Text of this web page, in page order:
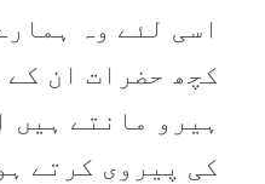
اسی لئے وہ
کچھ حضرات ان کے
ہیرو مانتے ہیں
کی پیروی کرتے